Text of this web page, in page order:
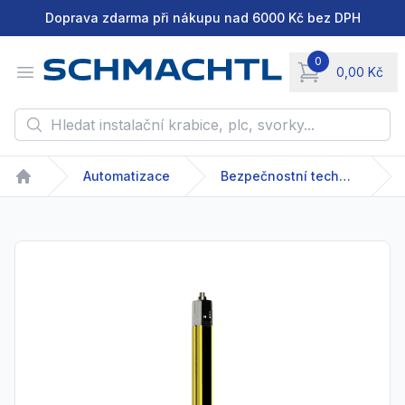
Doprava zdarma při nákupu nad 6000 Kč bez DPH
Open menu
0
0,00 Kč
items in cart,
Hledat instalační krabice, plc, svorky...
Home
Automatizace Bezpečnostní technika